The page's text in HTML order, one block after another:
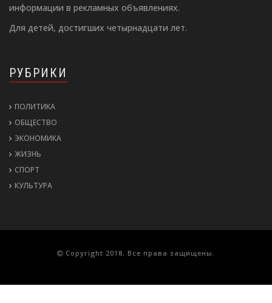
информации в рекламных объявлениях.
Для детей, достигших четырнадцати лет.
РУБРИКИ
ПОЛИТИКА
ОБЩЕСТВО
ЭКОНОМИКА
ЖИЗНЬ
СПОРТ
КУЛЬТУРА
Copyright 2018. Все права защищены.